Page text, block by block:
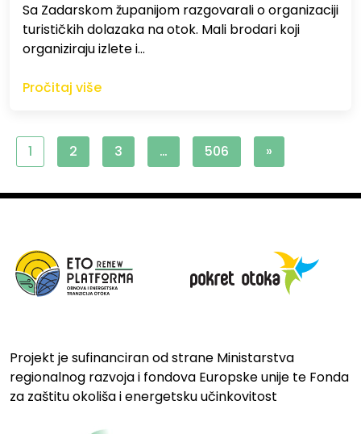
Sa Zadarskom županijom razgovarali o organizaciji
turističkih dolazaka na otok. Mali brodari koji
organiziraju izlete i…
Pročitaj više
1 2 3 … 506 »
Projekt je sufinanciran od strane Ministarstva
regionalnog razvoja i fondova Europske unije te Fonda
za zaštitu okoliša i energetsku učinkovitost